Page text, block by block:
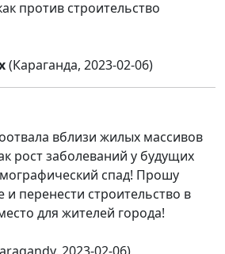
против строительство
(Караганда, 2023-02-06)
вблизи жилых массивов
рост заболеваний у будущих
спад! Прошу
перенести строительство в
для жителей города!